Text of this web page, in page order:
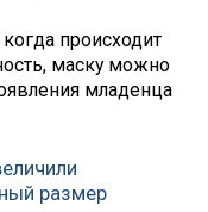
происходит
маску можно
младенца
размер